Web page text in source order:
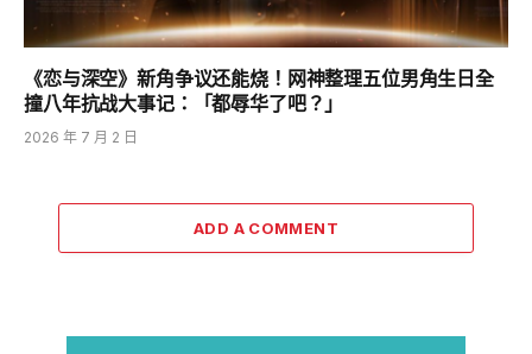
《恋与深空》新角争议还能烧！网神整理五位男角生日全
撞八年抗战大事记：「都辱华了吧？」
2026 年 7 月 2 日
ADD A COMMENT